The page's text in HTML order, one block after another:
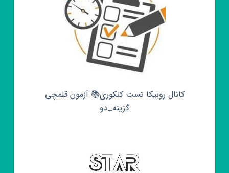
کانال روبیکا تست کنکوری📚 آزمون قلمچی‌‌
گزینه_دو